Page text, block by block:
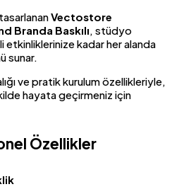
Vectostore
Branda Baskılı , stüdyo
kadar her alanda
sunar.
ve pratik kurulum özellikleriyle,
hayata geçirmeniz için
Özellikler